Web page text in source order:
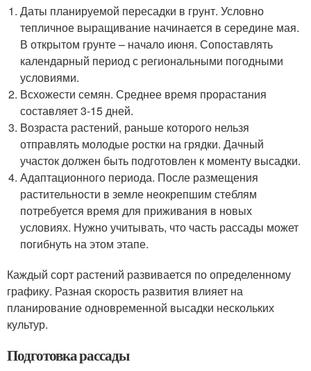
Даты планируемой пересадки в грунт. Условно
тепличное выращивание начинается в середине мая.
В открытом грунте – начало июня. Сопоставлять
календарный период с региональными погодными
условиями.
Всхожести семян. Среднее время прорастания
составляет 3-15 дней.
Возраста растений, раньше которого нельзя
отправлять молодые ростки на грядки. Дачный
участок должен быть подготовлен к моменту высадки.
Адаптационного периода. После размещения
растительности в земле неокрепшим стеблям
потребуется время для приживания в новых
условиях. Нужно учитывать, что часть рассады может
погибнуть на этом этапе.
Каждый сорт растений развивается по определенному
графику. Разная скорость развития влияет на
планирование одновременной высадки нескольких
культур.
Подготовка рассады